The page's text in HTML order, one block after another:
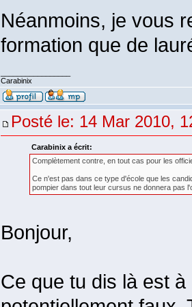
Néanmoins, je vous
formation que de
Carabinix
Posté le: 14 Mar 2010,
Carabinix a écrit:
Complètement contre, en tout cas pour les
Ce n'est pas dans ce type d'école que les
pompier dans tout leur cursus ne donnera pas
Bonjour,
Ce que tu dis là est